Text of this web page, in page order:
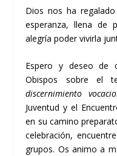
Dios nos ha
esperanza, llena de
alegría poder vivirla
Espero y deseo de
Obispos sobre el
discernimiento
Juventud y el
en su camino
celebración,
grupos. Os animo a